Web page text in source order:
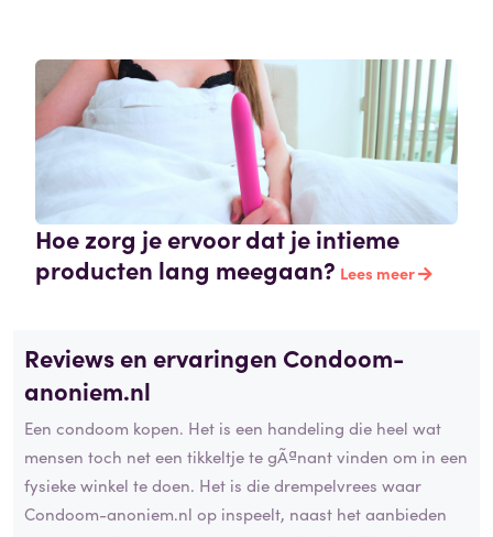
Hoe zorg je ervoor dat je intieme
producten lang meegaan? Lees meer
Reviews en ervaringen Condoom-
anoniem.nl
Een condoom kopen. Het is een handeling die heel wat
mensen toch net een tikkeltje te gÃªnant vinden om in een
fysieke winkel te doen. Het is die drempelvrees waar
Condoom-anoniem.nl op inspeelt, naast het aanbieden